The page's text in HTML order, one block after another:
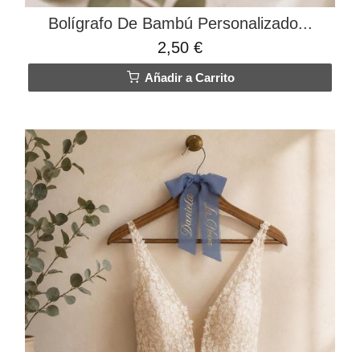
Bolígrafo De Bambú Personalizado...
2,50 €
Añadir a Carrito